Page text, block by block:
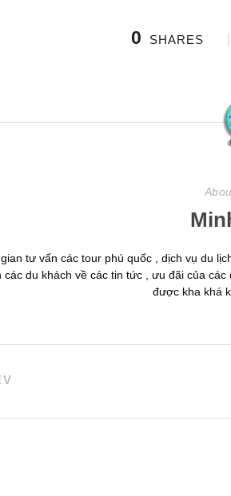
0 SHARES
tư vấn các tour phú quốc , dịch vụ du
các du khách về các tin tức , ưu đãi của
được kha khá